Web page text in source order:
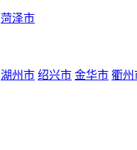
菏泽市
湖州市 绍兴市 金华市 衢州